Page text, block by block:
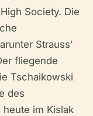
Society. Die
Strauss’
fliegende
Tschaikowski
des
im Kislak